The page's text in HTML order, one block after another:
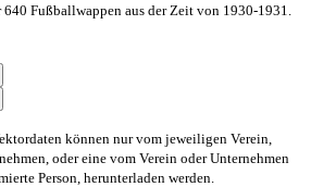
640 Fußballwappen aus der Zeit von 1930-1931.
können nur vom jeweiligen Verein,
oder eine vom Verein oder Unternehmen
Person, herunterladen werden.